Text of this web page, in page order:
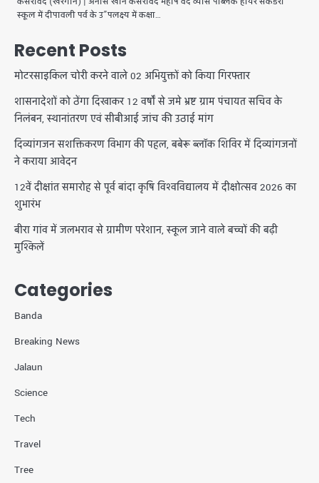
स्कूल में दीपावली पर्व के उ”पलक्ष्य में कक्षा…
Recent Posts
मोटरसाइकिल चोरी करने वाले 02 अभियुक्तों को किया गिरफ्तार
शासनादेशों को ठेंगा दिखाकर 12 वर्षों से जमे भ्रष्ट ग्राम पंचायत सचिव के
निलंबन, स्थानांतरण एवं सीबीआई जांच की उठाई मांग
दिव्यांगजन सशक्तिकरण विभाग की पहल, बबेरू ब्लॉक शिविर में दिव्यांगजनों
ने कराया आवेदन
12वें दीक्षांत समारोह से पूर्व बांदा कृषि विश्वविद्यालय में दीक्षोत्सव 2026 का
शुभारंभ
बीरा गांव में जलभराव से ग्रामीण परेशान, स्कूल जाने वाले बच्चों की बढ़ी
मुश्किलें
Categories
Banda
Breaking News
Jalaun
Science
Tech
Travel
Tree